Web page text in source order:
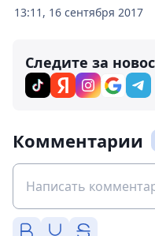
13:11, 16 сентября 2017
Следите за
Комментарии